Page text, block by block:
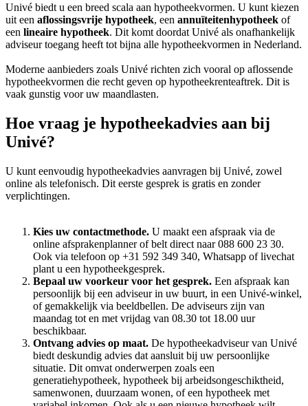
Univé biedt u een breed scala aan hypotheekvormen. U kunt kiezen
uit een aflossingsvrije hypotheek, een annuïteitenhypotheek of
een lineaire hypotheek. Dit komt doordat Univé als onafhankelijk
adviseur toegang heeft tot bijna alle hypotheekvormen in Nederland.
Moderne aanbieders zoals Univé richten zich vooral op aflossende
hypotheekvormen die recht geven op hypotheekrenteaftrek. Dit is
vaak gunstig voor uw maandlasten.
Hoe vraag je hypotheekadvies aan bij
Univé?
U kunt eenvoudig hypotheekadvies aanvragen bij Univé, zowel
online als telefonisch. Dit eerste gesprek is gratis en zonder
verplichtingen.
Kies uw contactmethode. U maakt een afspraak via de
online afsprakenplanner of belt direct naar 088 600 23 30.
Ook via telefoon op +31 592 349 340, Whatsapp of livechat
plant u een hypotheekgesprek.
Bepaal uw voorkeur voor het gesprek. Een afspraak kan
persoonlijk bij een adviseur in uw buurt, in een Univé-winkel,
of gemakkelijk via beeldbellen. De adviseurs zijn van
maandag tot en met vrijdag van 08.30 tot 18.00 uur
beschikbaar.
Ontvang advies op maat. De hypotheekadviseur van Univé
biedt deskundig advies dat aansluit bij uw persoonlijke
situatie. Dit omvat onderwerpen zoals een
generatiehypotheek, hypotheek bij arbeidsongeschiktheid,
samenwonen, duurzaam wonen, of een hypotheek met